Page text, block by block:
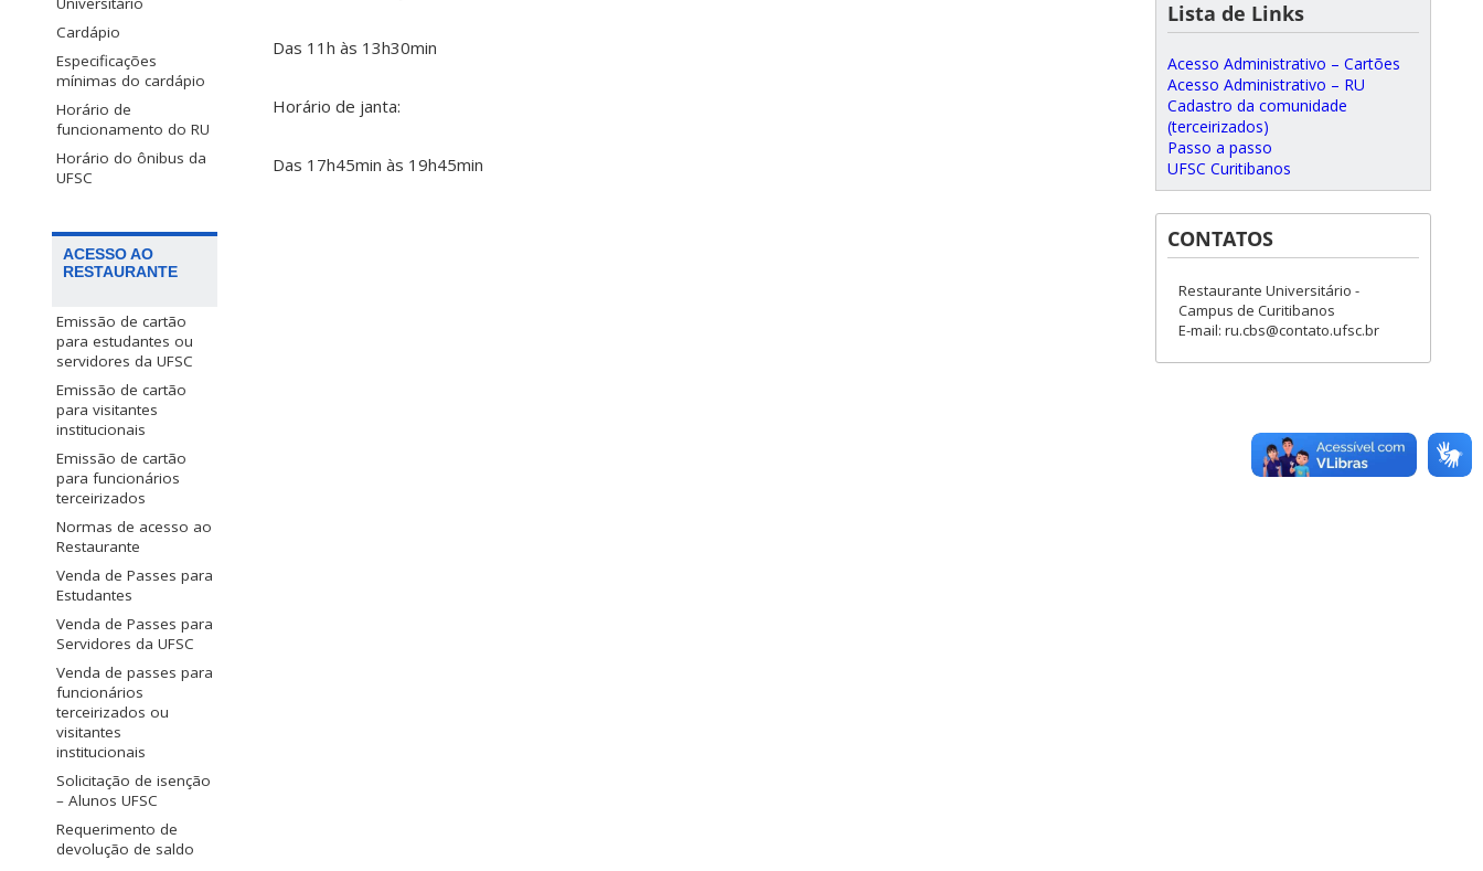
Cardápio
Especificações
mínimas do cardápio
Horário de
funcionamento do RU
Horário do ônibus da
UFSC
ACESSO AO
RESTAURANTE
Emissão de cartão
para estudantes ou
servidores da UFSC
Emissão de cartão
para visitantes
institucionais
Emissão de cartão
para funcionários
terceirizados
Normas de acesso ao
Restaurante
Venda de Passes para
Estudantes
Venda de Passes para
Servidores da UFSC
Venda de passes para
funcionários
terceirizados ou
visitantes
institucionais
Solicitação de isenção
– Alunos UFSC
Requerimento de
devolução de saldo
Das 11h às 13h30min
Horário de janta:
Das 17h45min às 19h45min
Lista de Links
Acesso Administrativo – Cartões
Acesso Administrativo – RU
Cadastro da comunidade
(terceirizados)
Passo a passo
UFSC Curitibanos
CONTATOS
Restaurante Universitário -
Campus de Curitibanos
E-mail: ru.cbs@contato.ufsc.br